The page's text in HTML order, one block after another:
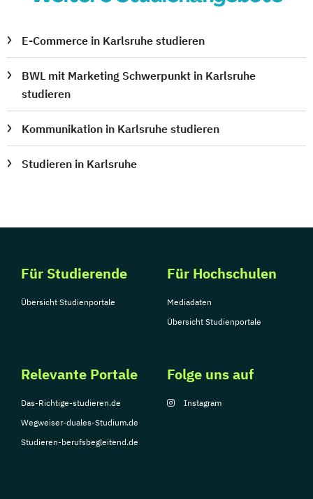
E-Commerce in Karlsruhe studieren
BWL mit Marketing Schwerpunkt in Karlsruhe
studieren
Kommunikation in Karlsruhe studieren
Studieren in Karlsruhe
Für Studierende
Übersicht Studienportale
Für Hochschulen
Mediadaten
Übersicht Studienportale
Relevante Portale
Das-Richtige-studieren.de
Wegweiser-duales-Studium.de
Studieren-berufsbegleitend.de
Folge uns auf
Instagram